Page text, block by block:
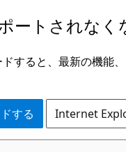
ートされなく
すると、最新の機能
する Internet